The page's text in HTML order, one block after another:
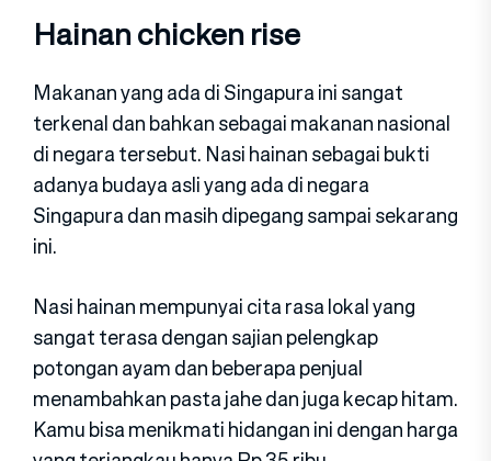
Hainan chicken rise
Makanan yang ada di Singapura ini sangat
terkenal dan bahkan sebagai makanan nasional
di negara tersebut. Nasi hainan sebagai bukti
adanya budaya asli yang ada di negara
Singapura dan masih dipegang sampai sekarang
ini.
Nasi hainan mempunyai cita rasa lokal yang
sangat terasa dengan sajian pelengkap
potongan ayam dan beberapa penjual
menambahkan pasta jahe dan juga kecap hitam.
Kamu bisa menikmati hidangan ini dengan harga